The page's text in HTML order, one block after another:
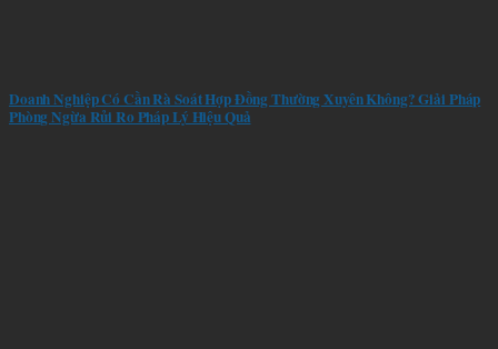
Doanh Nghiệp Có Cần Rà Soát Hợp Đồng Thường Xuyên Không? Giải Pháp
Phòng Ngừa Rủi Ro Pháp Lý Hiệu Quả